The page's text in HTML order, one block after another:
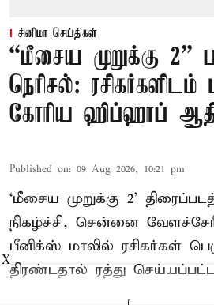
சினிமா செய்திகள்
“மீசைய முறுக்கு 2”
நெரிசல்: ரசிகர்களிடம்
கோரிய ஹிப்ஹாப்
Published on: 09 Aug 2026, 10:21 pm
‘மீசைய முறுக்கு 2’
நிகழ்ச்சி, சென்னை
பீனிக்ஸ் மாலில் ரசிகர்கள்
திரண்டதால் ரத்து
X